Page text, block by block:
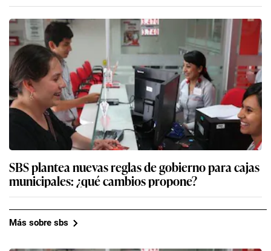
SBS plantea nuevas reglas de gobierno para cajas
municipales: ¿qué cambios propone?
Más sobre sbs